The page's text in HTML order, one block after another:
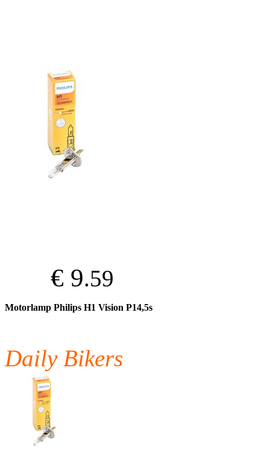
€ 9.59
Motorlamp Philips H1 Vision P14,5s
Daily Bikers